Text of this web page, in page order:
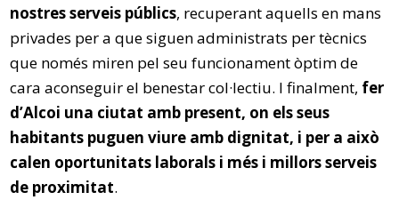
nostres serveis públics, recuperant aquells en mans
privades per a que siguen administrats per tècnics
que només miren pel seu funcionament òptim de
cara aconseguir el benestar col·lectiu. I finalment, fer
d’Alcoi una ciutat amb present, on els seus
habitants puguen viure amb dignitat, i per a això
calen oportunitats laborals i més i millors serveis
de proximitat.